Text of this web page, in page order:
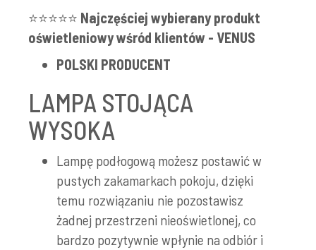
⭐⭐⭐⭐⭐ Najczęściej wybierany produkt
oświetleniowy wśród klientów - VENUS
POLSKI PRODUCENT
LAMPA STOJĄCA
WYSOKA
Lampę podłogową możesz postawić w
pustych zakamarkach pokoju, dzięki
temu rozwiązaniu nie pozostawisz
żadnej przestrzeni nieoświetlonej, co
bardzo pozytywnie wpłynie na odbiór i